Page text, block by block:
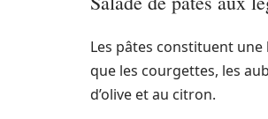
Les pâtes constituent
que les courgettes, les
d’olive et au citron.